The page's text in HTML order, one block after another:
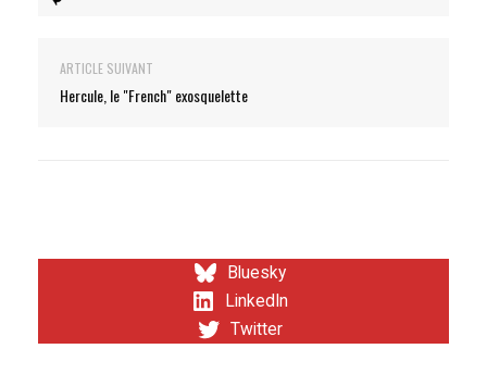
ARTICLE SUIVANT
Hercule, le "French" exosquelette
Bluesky
LinkedIn
Twitter